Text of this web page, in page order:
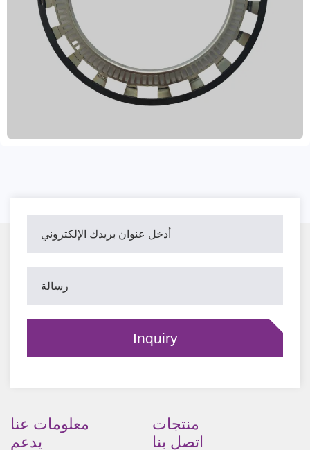
والأسود والمعدني والذهبي. مصنوعة من الفولاذ ومسحوق
المعادن، وهي موثوقة ومعتمدة وفقًا لمعايير IATF TS16949
افتراضي طويل، وصديقة للبيئة، مع خيارات متنوعة. نوفر خيارات
شحن وتغليف متنوعة، تشمل الصناديق والكرتون والمنصات
النقالة والشحن بالجملة. تشمل إجراءات منع الصدأ التزييت
والطلاء والطلاء. يتيح لنا نهجنا المتمحور حول العميل قبول طلبات
لعملائنا حول العالم.
معلومات عنا
منتجات
يدعم
اتصل بنا